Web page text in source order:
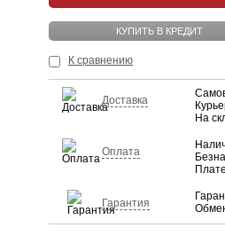
КУПИТЬ В КРЕДИТ
К сравнению
Доставка
На
Оплата
Гарантия